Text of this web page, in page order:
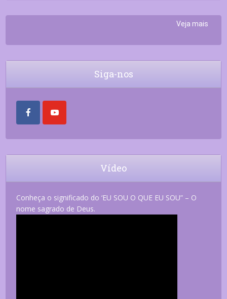
Veja mais
Siga-nos
Vídeo
Conheça o significado do ‘EU SOU O QUE EU SOU” – O
nome sagrado de Deus.